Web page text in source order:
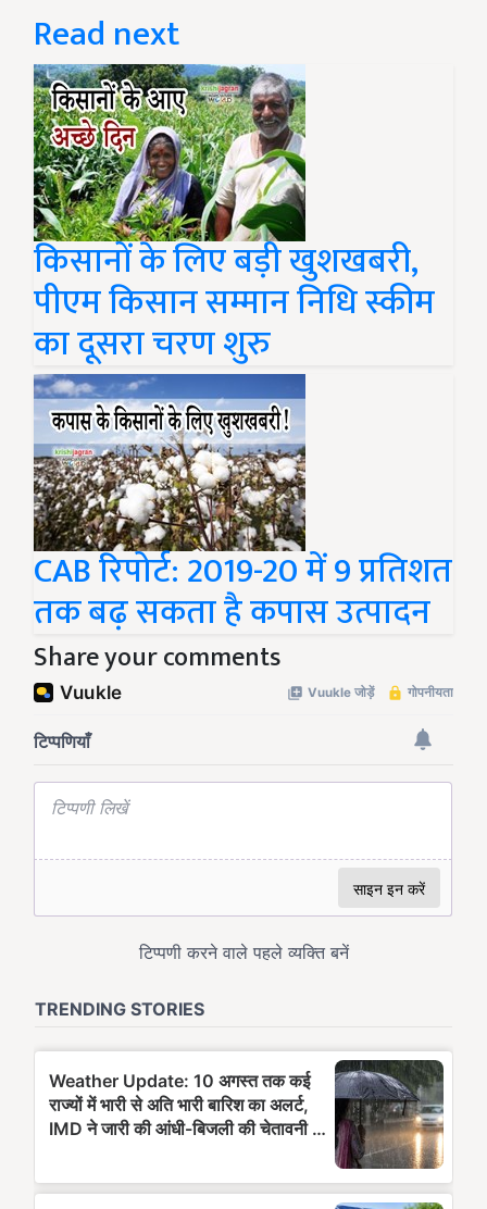
Read next
किसानों के लिए बड़ी खुशखबरी,
पीएम किसान सम्मान निधि स्कीम
का दूसरा चरण शुरु
CAB रिपोर्ट: 2019-20 में 9 प्रतिशत
तक बढ़ सकता है कपास उत्पादन
Share your comments